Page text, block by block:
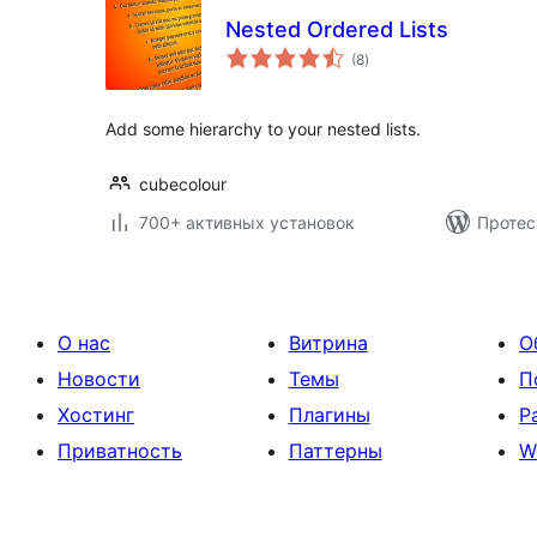
Nested Ordered Lists
(8общий
рейтинг
)
Add some hierarchy to your nested lists.
cubecolour
700+ активных установок
О нас
Новости
Хостинг
Приватность
Витрина
Темы
Плагины
Паттерны